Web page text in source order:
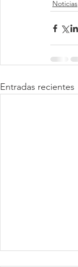
Noticias
Entradas recientes